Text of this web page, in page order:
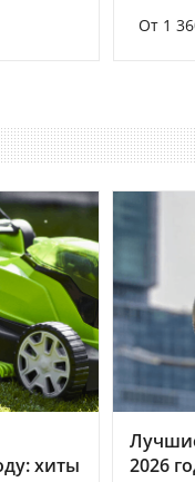
От 1
хиты
2026